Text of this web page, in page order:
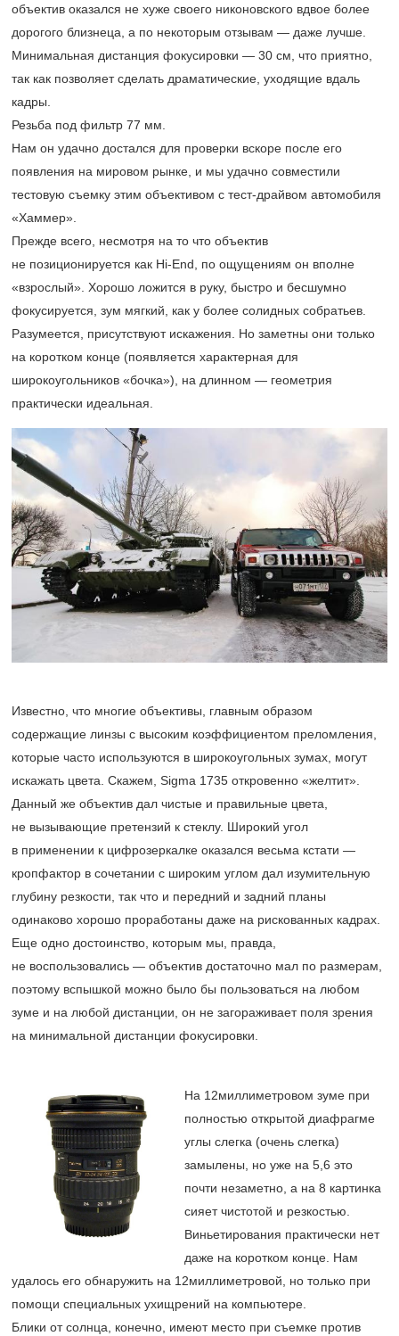
объектив оказался не хуже своего никоновского вдвое более
дорогого близнеца, а по некоторым отзывам — даже лучше.
Минимальная дистанция фокусировки — 30 см, что приятно,
так как позволяет сделать драматические, уходящие вдаль
кадры.
Резьба под фильтр 77 мм.
Нам он удачно достался для проверки вскоре после его
появления на мировом рынке, и мы удачно совместили
тестовую съемку этим объективом с тест-драйвом автомобиля
«Хаммер».
Прежде всего, несмотря на то что объектив
не позиционируется как Hi-End, по ощущениям он вполне
«взрослый». Хорошо ложится в руку, быстро и бесшумно
фокусируется, зум мягкий, как у более солидных собратьев.
Разумеется, присутствуют искажения. Но заметны они только
на коротком конце (появляется характерная для
широкоугольников «бочка»), на длинном — геометрия
практически идеальная.
Известно, что многие объективы, главным образом
содержащие линзы с высоким коэффициентом преломления,
которые часто используются в широкоугольных зумах, могут
искажать цвета. Скажем, Sigma 1735 откровенно «желтит».
Данный же объектив дал чистые и правильные цвета,
не вызывающие претензий к стеклу. Широкий угол
в применении к цифрозеркалке оказался весьма кстати —
кропфактор в сочетании с широким углом дал изумительную
глубину резкости, так что и передний и задний планы
одинаково хорошо проработаны даже на рискованных кадрах.
Еще одно достоинство, которым мы, правда,
не воспользовались — объектив достаточно мал по размерам,
поэтому вспышкой можно было бы пользоваться на любом
зуме и на любой дистанции, он не загораживает поля зрения
на минимальной дистанции фокусировки.
На 12миллиметровом зуме при
полностью открытой диафрагме
углы слегка (очень слегка)
замылены, но уже на 5,6 это
почти незаметно, а на 8 картинка
сияет чистотой и резкостью.
Виньетирования практически нет
даже на коротком конце. Нам
удалось его обнаружить на 12миллиметровой, но только при
помощи специальных ухищрений на компьютере.
Блики от солнца, конечно, имеют место при съемке против